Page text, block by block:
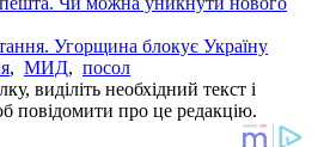
Угорщина блокує Україну
, МИД, посол
виділіть необхідний текст і
повідомити про це редакцію.